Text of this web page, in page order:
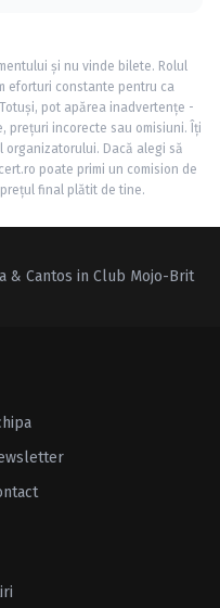
și nu vinde bilete. Rolul
eforturi constante pentru ca
pot apărea inadvertențe -
prețuri incorecte sau omisiuni. Îți
organizatorului. Dacă alegi să
poate primi un comision de
final plătit de tine.
& Cantos in Club Mojo-Brit